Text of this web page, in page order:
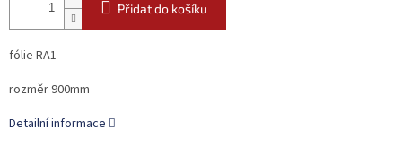
Přidat do košíku
fólie RA1
rozměr 900mm
Detailní informace